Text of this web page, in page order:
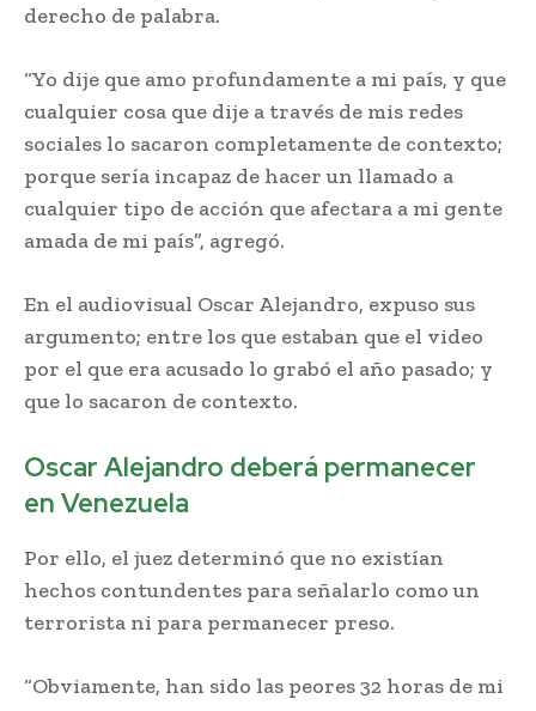
derecho de palabra.
“Yo dije que amo profundamente a mi país, y que
cualquier cosa que dije a través de mis redes
sociales lo sacaron completamente de contexto;
porque sería incapaz de hacer un llamado a
cualquier tipo de acción que afectara a mi gente
amada de mi país”, agregó.
En el audiovisual Oscar Alejandro, expuso sus
argumento; entre los que estaban que el video
por el que era acusado lo grabó el año pasado; y
que lo sacaron de contexto.
Oscar Alejandro deberá permanecer
en Venezuela
Por ello, el juez determinó que no existían
hechos contundentes para señalarlo como un
terrorista ni para permanecer preso.
“Obviamente, han sido las peores 32 horas de mi